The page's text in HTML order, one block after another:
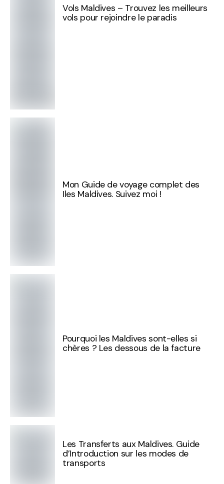
Vols Maldives – Trouvez les meilleurs
vols pour rejoindre le paradis
Mon Guide de voyage complet des
Iles Maldives. Suivez moi !
Pourquoi les Maldives sont-elles si
chères ? Les dessous de la facture
Les Transferts aux Maldives. Guide
d’Introduction sur les modes de
transports